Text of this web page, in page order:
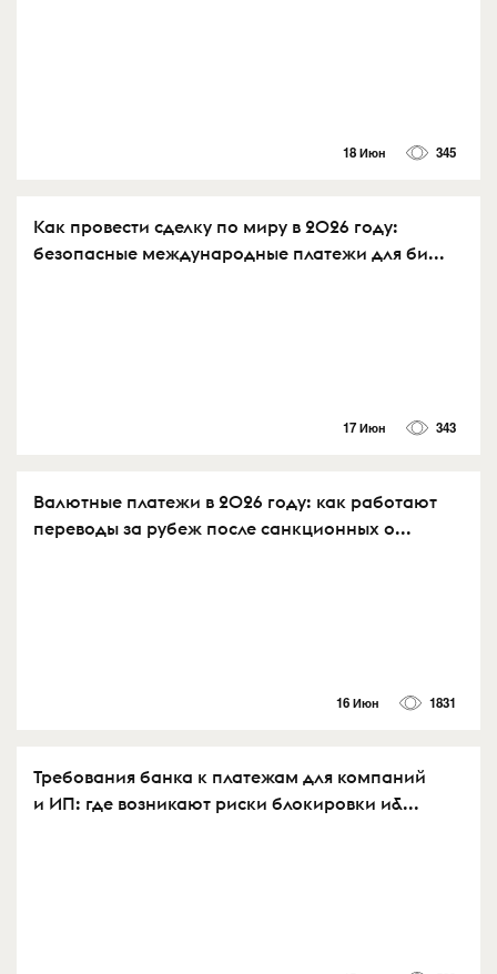
18 Июн 345
Как провести сделку по миру в 2026 году:
безопасные международные платежи для би...
17 Июн 343
Валютные платежи в 2026 году: как работают
переводы за рубеж после санкционных о...
16 Июн 1831
Требования банка к платежам для компаний
и ИП: где возникают риски блокировки и&...